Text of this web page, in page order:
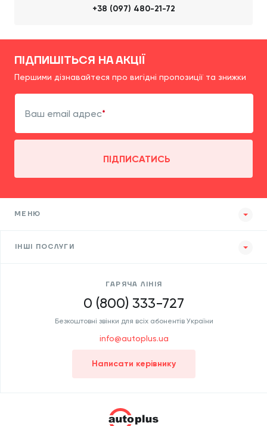
+38 (097) 480-21-72
ПІДПИШІТЬСЯ НА АКЦІЇ
Першими дізнавайтеся про вигідні пропозиції та знижки
Ваш email адрес
ПІДПИСАТИСЬ
МЕНЮ
ІНШІ ПОСЛУГИ
ГАРЯЧА ЛІНІЯ
0 (800) 333-727
Безкоштовні звінки для всіх абонентів України
info@autoplus.ua
Написати керівнику